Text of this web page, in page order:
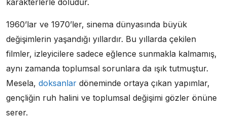
1960’lar ve 1970’ler, sinema dünyasında büyük
değişimlerin yaşandığı yıllardır. Bu yıllarda çekilen
filmler, izleyicilere sadece eğlence sunmakla kalmamış,
aynı zamanda toplumsal sorunlara da ışık tutmuştur.
Mesela, doksanlar döneminde ortaya çıkan yapımlar,
gençliğin ruh halini ve toplumsal değişimi gözler önüne
serer.